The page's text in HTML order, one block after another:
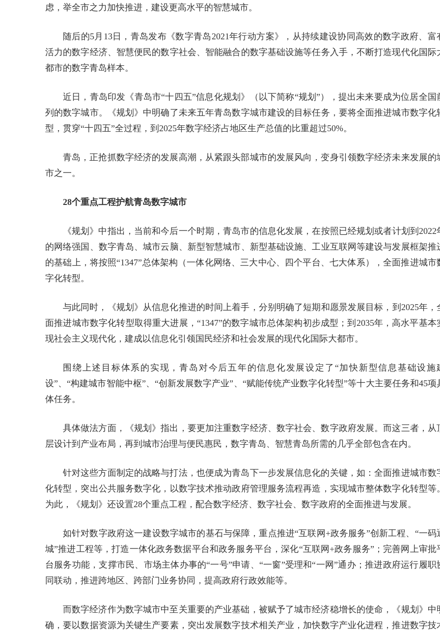
虑，举全市之力加快推进，建设更高水平的智慧城市。
随后的5月13日，青岛发布《数字青岛2021年行动方案》，从持续建设协同高效的数字政府、富
活力的数字经济、智慧便民的数字社会、智能融合的数字基础设施等任务入手，不断打造现代化国际
都市的数字青岛样本。
近日，青岛印发《青岛市“十四五”信息化规划》（以下简称“规划”），提出未来要成为位居全国
列的数字城市。《规划》中明确了未来五年青岛数字城市建设的目标任务，要将全面推进城市数字化
型，贯穿“十四五”全过程，到2025年数字经济占地区生产总值的比重超过50%。
青岛，正抢抓数字经济的发展高潮，从紧跟头部城市的发展风向，变身引领数字经济未来发展的
市之一。
28个重点工程护航青岛数字城市
《规划》中指出，当前和今后一个时期，青岛市的信息化发展，在按照已经规划或者计划到2022
的网络强国、数字青岛、城市云脑、新型智慧城市、新型基础设施、工业互联网等建设与发展框架推
的基础上，将按照“1347”总体架构（一体化网络、三大中心、四个平台、七大体系），全面推进城市
字化转型。
与此同时，《规划》从信息化推进的时间上着手，分别明确了短期和愿景发展目标，到2025年，
面推进城市数字化转型取得重大进展，“1347”的数字城市总体架构初步成型；到2035年，高水平基本
现社会主义现代化，建成以信息化引领国民经济和社会发展的现代化国际大都市。
围绕上述目标体系的实现，青岛对今后五年的信息化发展设定了“加快新型信息基础设施
设”、“构建城市智能中枢”、“创新发展数字产业”、“赋能传统产业数字化转型”等十大主要任务和45项
体任务。
具体做法方面，《规划》指出，要更加注重数字经济、数字社会、数字政府发展。而这三者，从
层设计到产业布局，再到城市治理与便民惠民，数字青岛、智慧青岛所需的几乎全部包含在内。
针对这些方面制定的战略与打法，也便成为青岛下一步发展信息化的关键，如：全面推进城市数
化转型，突出公共服务数字化，以数字技术推动政府管理服务流程再造，实现城市整体数字化转型等。
为此，《规划》还设置28个重点工程，配合数字经济、数字社会、数字政府的全面推进与发展。
如针对数字政府这一建设数字城市的基石与保障，重点推进“互联网+政务服务”创新工程、“一码
城”推进工程等，打造一体化政务数据平台和政务服务平台，深化“互联网+政务服务”；完善网上审批
台服务功能，支撑市民、市场主体办事的“一号”申请、“一窗”受理和“一网”通办；推进政府运行履职
同联动，推进跨地区、跨部门业务协同，提高政府行政效能等。
而数字经济作为数字城市中至关重要的产业基础，被赋予了城市经济稳增长的使命，《规划》中
确，要以数据资源为关键生产要素，突出发展数字技术相关产业，加快数字产业化进程，推进数字技